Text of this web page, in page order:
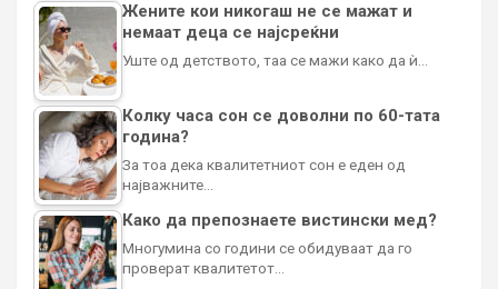
Жените кои никогаш не се мажат и
немаат деца се најсреќни
Уште од детството, таа се мажи како да ѝ…
Колку часа сон се доволни по 60-тата
година?
За тоа дека квалитетниот сон е еден од
најважните…
Како да препознаете вистински мед?
Многумина со години се обидуваат да го
проверат квалитетот…